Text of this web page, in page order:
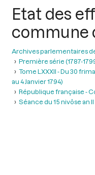
Etat des
commune
Archives parlementaires
Première série (1787-
Tome LXXXII - Du 30
au 4 Janvier 1794)
République française -
Séance du 15 nivôse an